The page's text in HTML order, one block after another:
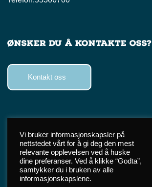
Ønsker du å kontakte oss?
Kontakt oss
Facebook
Instagram
TikTok
Vi bruker informasjonskapsler på
nettstedet vårt for å gi deg den mest
relevante opplevelsen ved å huske
dine preferanser. Ved å klikke “Godta”,
samtykker du i bruken av alle
informasjonskapslene.